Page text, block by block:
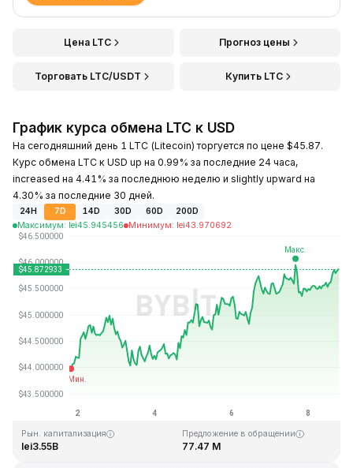
Цена LTC Прогноз цены
Торговать LTC/USDT Купить LTC
График курса обмена LTC к USD
На сегодняшний день 1 LTC (Litecoin) торгуется по цене $45.87.
Курс обмена LTC к USD up на 0.99% за последние 24 часа,
increased на 4.41% за последнюю неделю и slightly upward на
4.30% за последние 30 дней.
24H 7D 14D 30D 60D
200D
Максимум: lei45.945456 Минимум: lei43.970692
Последнее обновление: 18:36 GMT+0 2026-08-08
Исторический максимум
Рын. капитализация
lei3.55B
Предложение в обращении
77.47 M